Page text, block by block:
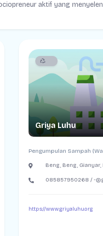
aktif yang
Griya Luhu
Pengumpulan Sampah
Beng, Beng,
085857950268 / -
https://www.griyaluhu.org